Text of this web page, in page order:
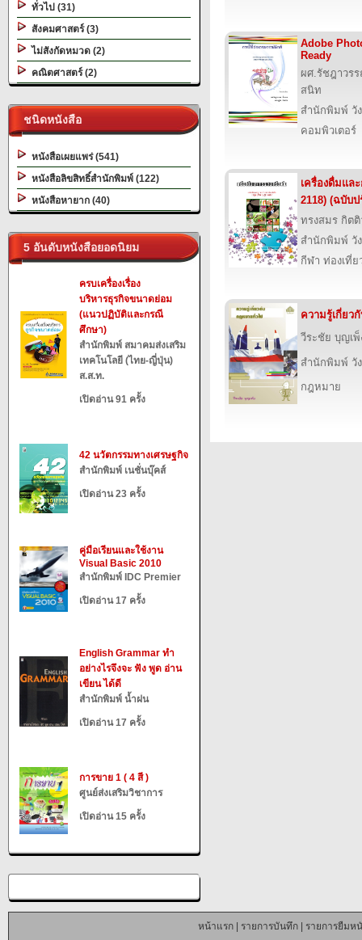
ทั่วไป (31)
สังคมศาสตร์ (3)
ไม่สังกัดหมวด (2)
คณิตศาสตร์ (2)
ชนิดหนังสือ
หนังสือเผยแพร่ (541)
หนังสือลิขสิทธิ์สำนักพิมพ์ (122)
หนังสือหายาก (40)
5 อันดับหนังสือยอดนิยม
ครบเครื่องเรื่อง
บริหารธุรกิจขนาดย่อม
(แนวปฏิบัติและกรณี
ศึกษา)
สำนักพิมพ์ สมาคมส่งเสริม
เทคโนโลยี (ไทย-ญี่ปุ่น)
ส.ส.ท.
เปิดอ่าน 91 ครั้ง
42 นวัตกรรมทางเศรษฐกิจ
สำนักพิมพ์ เนชั่นบุ๊คส์
เปิดอ่าน 23 ครั้ง
คู่มือเรียนและใช้งาน
Visual Basic 2010
สำนักพิมพ์ IDC Premier
เปิดอ่าน 17 ครั้ง
English Grammar ทำ
อย่างไรจึงจะ ฟัง พูด อ่าน
เขียน ได้ดี
สำนักพิมพ์ น้ำฝน
เปิดอ่าน 17 ครั้ง
การขาย 1 ( 4 สี )
ศูนย์ส่งเสริมวิชาการ
เปิดอ่าน 15 ครั้ง
Adobe
Ready
ผศ.รัชฎาวร
สนิท
สำนักพิมพ์ วั
คอมพิวเตอร์
เครื่องดื่มแล
2118) (ฉบับป
ทรงสมร กิต
สำนักพิมพ์ วั
กีฬา ท่องเที่
ความรู้เกี่ยว
วีระชัย บุญเพ็
สำนักพิมพ์ วั
กฎหมาย
หน้าแรก| รายการบันทึก| รายการยืมห